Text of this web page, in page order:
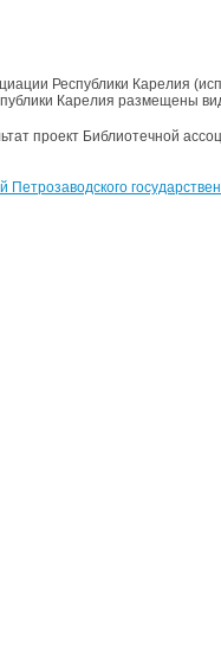
Республики Карелия
Карелия размещены
проект Библиотечной